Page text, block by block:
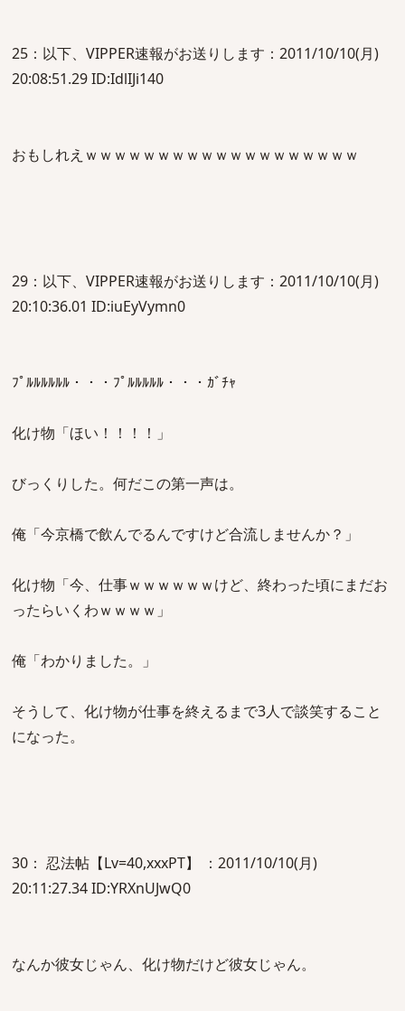
25：以下、VIPPER速報がお送りします：2011/10/10(月)
20:08:51.29 ID:IdlIJi140
おもしれえｗｗｗｗｗｗｗｗｗｗｗｗｗｗｗｗｗｗｗ
29：以下、VIPPER速報がお送りします：2011/10/10(月)
20:10:36.01 ID:iuEyVymn0
ﾌﾟﾙﾙﾙﾙﾙﾙ・・・ﾌﾟﾙﾙﾙﾙﾙ・・・ｶﾞﾁｬ
化け物「ほい！！！！」
びっくりした。何だこの第一声は。
俺「今京橋で飲んでるんですけど合流しませんか？」
化け物「今、仕事ｗｗｗｗｗｗけど、終わった頃にまだお
ったらいくわｗｗｗｗ」
俺「わかりました。」
そうして、化け物が仕事を終えるまで3人で談笑すること
になった。
30： 忍法帖【Lv=40,xxxPT】 ：2011/10/10(月)
20:11:27.34 ID:YRXnUJwQ0
なんか彼女じゃん、化け物だけど彼女じゃん。